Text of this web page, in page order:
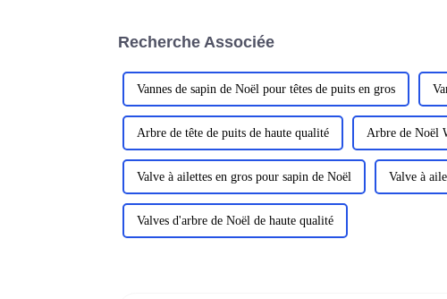
Recherche Associée
Vannes de sapin de Noël pour têtes de puits en gros
Arbre de tête de puits de haute qualité Arbre de Noël
Valve à ailettes en gros pour sapin de Noël Valve à
Valves d'arbre de Noël de haute qualité